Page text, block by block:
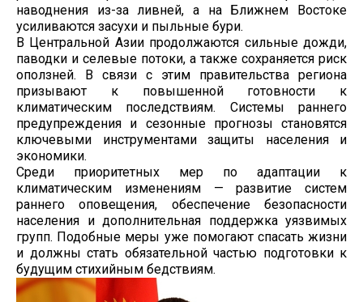
наводнения из-за ливней, а на Ближнем Востоке
усиливаются засухи и пыльные бури.
В Центральной Азии продолжаются сильные дожди,
паводки и селевые потоки, а также сохраняется риск
оползней. В связи с этим правительства региона
призывают к повышенной готовности к
климатическим последствиям. Системы раннего
предупреждения и сезонные прогнозы становятся
ключевыми инструментами защиты населения и
экономики.
Среди приоритетных мер по адаптации к
климатическим изменениям — развитие систем
раннего оповещения, обеспечение безопасности
населения и дополнительная поддержка уязвимых
групп. Подобные меры уже помогают спасать жизни
и должны стать обязательной частью подготовки к
будущим стихийным бедствиям.